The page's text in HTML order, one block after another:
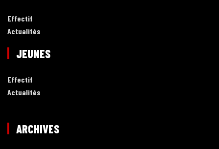
Effectif
Actualités
JEUNES
Effectif
Actualités
ARCHIVES